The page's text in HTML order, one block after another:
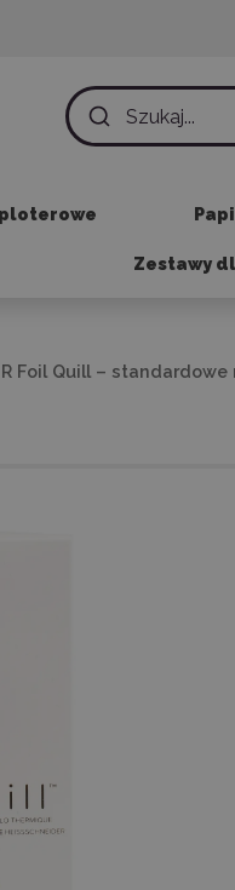
Zestawy
Foil Quill – standardowe